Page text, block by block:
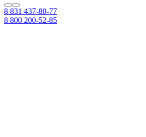
8 831 437-80-77
8 800 200-52-85